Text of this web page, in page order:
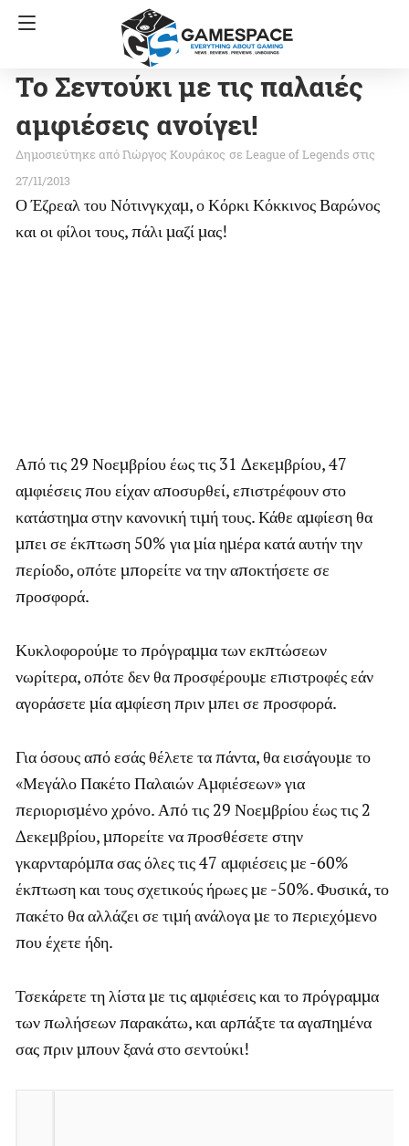
Το Σεντούκι με τις παλαιές
αμφιέσεις ανοίγει!
Γιώργος Κουράκος σε League of Legends στις
27/11/2013
Ο Έζρεαλ του Νότινγκχαμ, ο Κόρκι Κόκκινος Βαρώνος
και οι φίλοι τους, πάλι μαζί μας!
Από τις 29 Νοεμβρίου έως τις 31 Δεκεμβρίου, 47
αμφιέσεις που είχαν αποσυρθεί, επιστρέφουν στο
κατάστημα στην κανονική τιμή τους. Κάθε αμφίεση θα
μπει σε έκπτωση 50% για μία ημέρα κατά αυτήν την
περίοδο, οπότε μπορείτε να την αποκτήσετε σε
προσφορά.
Κυκλοφορούμε το πρόγραμμα των εκπτώσεων
νωρίτερα, οπότε δεν θα προσφέρουμε επιστροφές εάν
αγοράσετε μία αμφίεση πριν μπει σε προσφορά.
Για όσους από εσάς θέλετε τα πάντα, θα εισάγουμε το
«Μεγάλο Πακέτο Παλαιών Αμφιέσεων» για
περιορισμένο χρόνο. Από τις 29 Νοεμβρίου έως τις 2
Δεκεμβρίου, μπορείτε να προσθέσετε στην
γκαρνταρόμπα σας όλες τις 47 αμφιέσεις με -60%
έκπτωση και τους σχετικούς ήρωες με -50%. Φυσικά, το
πακέτο θα αλλάζει σε τιμή ανάλογα με το περιεχόμενο
που έχετε ήδη.
Τσεκάρετε τη λίστα με τις αμφιέσεις και το πρόγραμμα
των πωλήσεων παρακάτω, και αρπάξτε τα αγαπημένα
σας πριν μπουν ξανά στο σεντούκι!